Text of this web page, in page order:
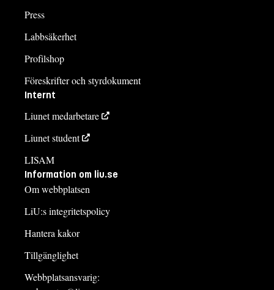
Press
Labbsäkerhet
Profilshop
Föreskrifter och styrdokument
Internt
Liunet medarbetare
Liunet student
LISAM
Information om liu.se
Om webbplatsen
LiU:s integritetspolicy
Hantera kakor
Tillgänglighet
Webbplatsansvarig: